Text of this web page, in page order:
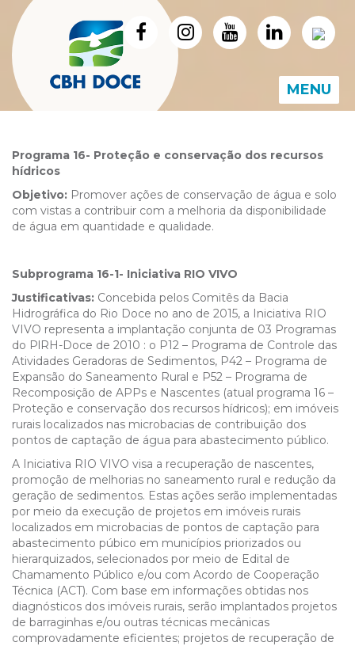
MENU
Programa 16- Proteção e conservação dos recursos
hídricos
Objetivo: Promover ações de conservação de água e solo
com vistas a contribuir com a melhoria da disponibilidade
de água em quantidade e qualidade.
Subprograma 16-1- Iniciativa RIO VIVO
Justificativas: Concebida pelos Comitês da Bacia
Hidrográfica do Rio Doce no ano de 2015, a Iniciativa RIO
VIVO representa a implantação conjunta de 03 Programas
do PlRH-Doce de 2010 : o P12 – Programa de Controle das
Atividades Geradoras de Sedimentos, P42 – Programa de
Expansão do Saneamento Rural e P52 – Programa de
Recomposição de APPs e Nascentes (atual programa 16 –
Proteção e conservação dos recursos hídricos); em imóveis
rurais localizados nas microbacias de contribuição dos
pontos de captação de água para abastecimento público.
A Iniciativa RIO VIVO visa a recuperação de nascentes,
promoção de melhorias no saneamento rural e redução da
geração de sedimentos. Estas ações serão implementadas
por meio da execução de projetos em imóveis rurais
localizados em microbacias de pontos de captação para
abastecimento púbico em municípios priorizados ou
hierarquizados, selecionados por meio de Edital de
Chamamento Público e/ou com Acordo de Cooperação
Técnica (ACT). Com base em informações obtidas nos
diagnósticos dos imóveis rurais, serão implantados projetos
de barraginhas e/ou outras técnicas mecânicas
comprovadamente eficientes; projetos de recuperação de